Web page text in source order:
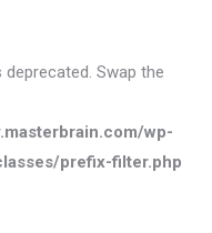
Swap the
wp-
prefix-filter.php